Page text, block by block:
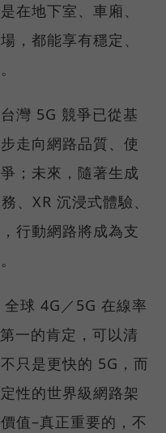
在地下室、車廂、
，都能享有穩定、
灣 5G 競爭已從基
走向網路品質、使
；未來，隨著生成
、XR 沉浸式體驗、
行動網路將成為支
球 4G／5G 在線率
一的肯定，可以清
只是更快的 5G，而
性的世界級網路架
值–真正重要的，不